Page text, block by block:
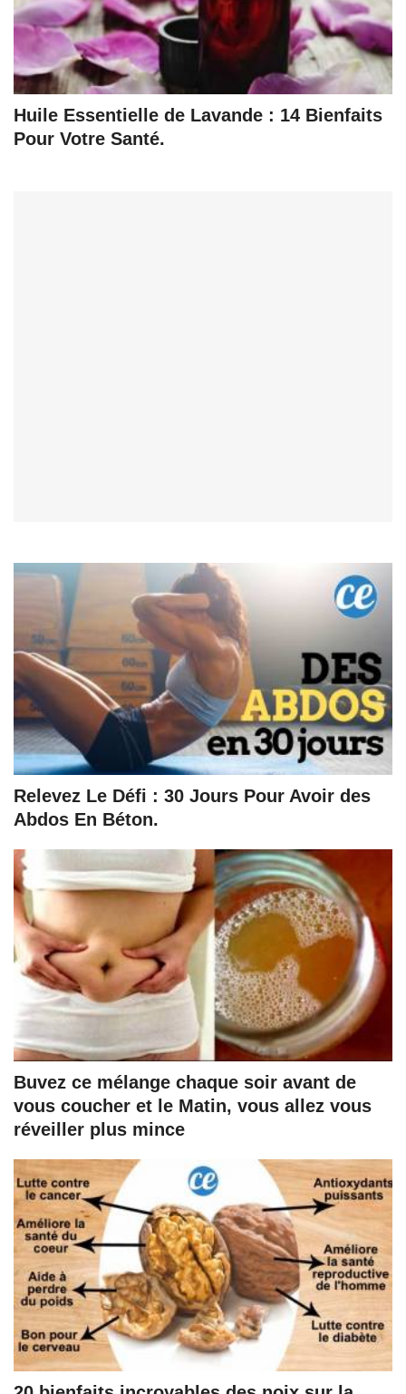
Huile Essentielle de Lavande : 14 Bienfaits
Pour Votre Santé.
Relevez Le Défi : 30 Jours Pour Avoir des
Abdos En Béton.
Buvez ce mélange chaque soir avant de
vous coucher et le Matin, vous allez vous
réveiller plus mince